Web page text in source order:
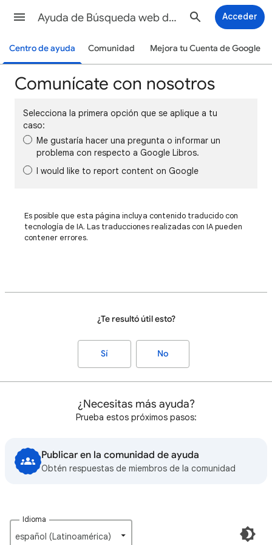
Ayuda de Búsqueda web de Google Acceder
Centro de ayuda Comunidad Mejora tu Cuenta de Google
Comunícate con nosotros
Selecciona la primera opción que se aplique a tu
caso:
Me gustaría hacer una pregunta o informar un
problema con respecto a Google Libros.
I would like to report content on Google
Es posible que esta página incluya contenido traducido con
tecnología de IA. Las traducciones realizadas con IA pueden
contener errores.
¿Te resultó útil esto?
Sí No
¿Necesitas más ayuda?
Prueba estos próximos pasos:
Publicar en la comunidad de ayuda
Obtén respuestas de miembros de la comunidad
Idioma
español (Latinoamérica)‎